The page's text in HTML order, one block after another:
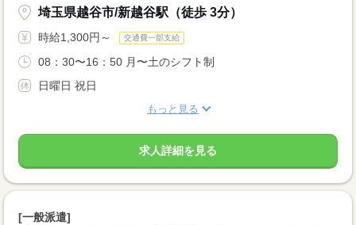
埼玉県越谷市/新越谷駅（徒歩 3分）
時給1,300円～ 交通費一部支給
08：30〜16：50 月〜土のシフト制
日曜日 祝日
もっと見る
求人詳細を見る
[一般派遣]